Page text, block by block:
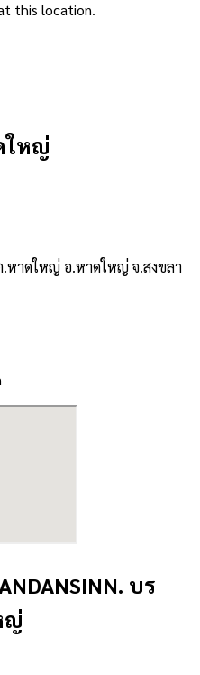
this location.
ใหญ่
หาดใหญ่ อ.หาดใหญ่ จ.สงขลา
บร
ญ่